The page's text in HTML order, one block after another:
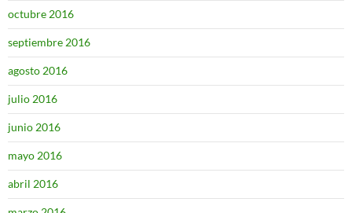
octubre 2016
septiembre 2016
agosto 2016
julio 2016
junio 2016
mayo 2016
abril 2016